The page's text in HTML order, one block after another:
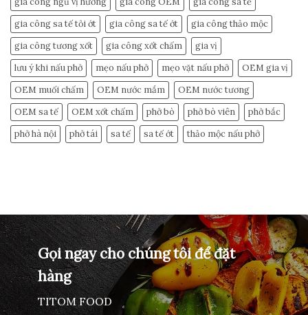
gia công sa tế tỏi ớt
gia công sa tế ớt
gia công thảo mộc
gia công tương xốt
gia công xốt chấm
gia vị
lưu ý khi nấu phở
mẹo nấu phở mẹo vặt nấu phở
OEM gia vị
OEM muối chấm
OEM nước mắm
OEM nước tương
OEM sa tế
OEM xốt chấm phở bò phở bò viên
phở bắc
phở hà nội
phở tái sa tế sa tế ớt thảo mộc nấu phở
Gọi ngay cho chúng tôi để đặt
hàng
TITOM FOOD